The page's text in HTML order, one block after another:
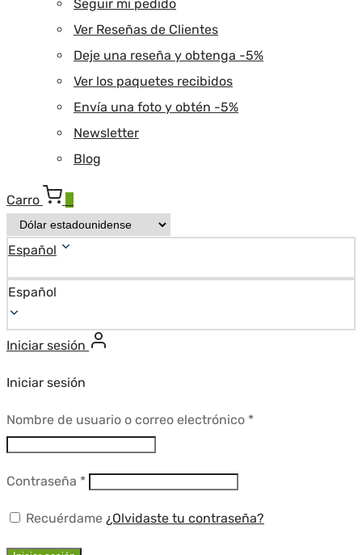
Seguir mi pedido
Ver Reseñas de Clientes
Deje una reseña y obtenga -5%
Ver los paquetes recibidos
Envía una foto y obtén -5%
Newsletter
Blog
Carro
Español
Español
Iniciar sesión
Iniciar sesión
Nombre de usuario o correo electrónico *Requerido
Contraseña *Requerido
Recuérdame ¿Olvidaste tu contraseña?